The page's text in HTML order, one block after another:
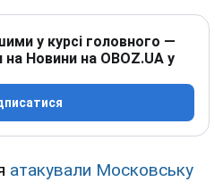
у курсі головного —
на Новини на OBOZ.UA у
атакували Московську